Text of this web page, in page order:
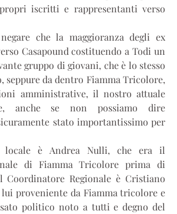
iscritti e rappresentanti verso
che la maggioranza degli ex
Casapound costituendo a Todi un
gruppo di giovani, che è lo stesso
seppure da dentro Fiamma Tricolore,
amministrative, il nostro attuale
anche se non possiamo dire
stato importantissimo per
locale è Andrea Nulli, che era il
di Fiamma Tricolore prima di
Coordinatore Regionale è Cristiano
lui proveniente da Fiamma tricolore e
politico noto a tutti e degno del